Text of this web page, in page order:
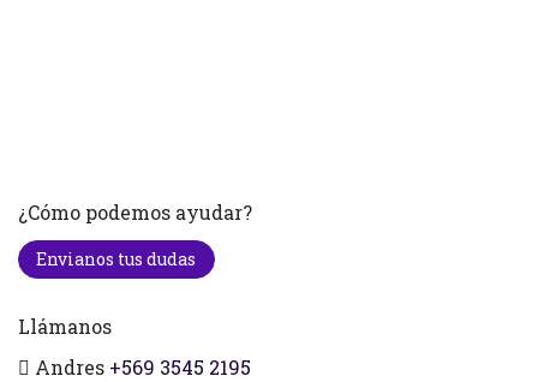
¿Cómo podemos ayudar?
Envianos tus dudas
Llámanos
Andres +569 3545 2195